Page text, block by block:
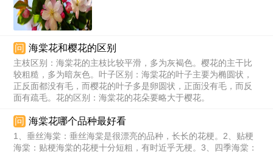
问 海棠花和樱花的区别
主枝区别：海棠花的主枝比较平滑，多为灰褐色。樱花的主干比
较粗糙，多为暗灰色。叶子区别：海棠花的叶子主要为椭圆状，
正反面都没有毛，而樱花的叶子多是卵圆状，正面没有毛，而反
面有疏毛。花的区别：海棠花的花朵要略大于樱花。
问 海棠花哪个品种最好看
1、垂丝海棠：垂丝海棠是很漂亮的品种，长长的花梗。2、贴梗
海棠：贴梗海棠的花梗十分短粗，有时近乎无梗。3、四季海棠：